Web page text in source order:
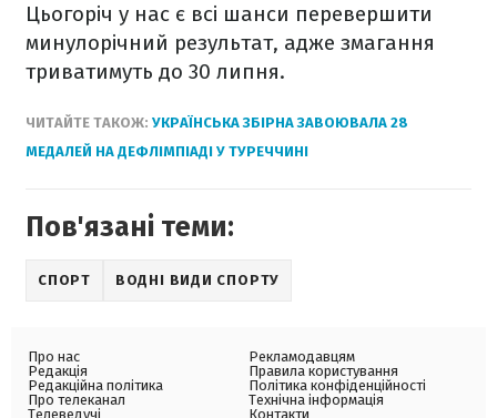
Цьогоріч у нас є всі шанси перевершити
минулорічний результат, адже змагання
триватимуть до 30 липня.
ЧИТАЙТЕ ТАКОЖ: УКРАЇНСЬКА ЗБІРНА ЗАВОЮВАЛА 28
МЕДАЛЕЙ НА ДЕФЛІМПІАДІ У ТУРЕЧЧИНІ
Пов'язані теми:
СПОРТ ВОДНІ ВИДИ СПОРТУ
Про нас
Редакція
Редакційна політика
Про телеканал
Телеведучі
Рекламодавцям
Правила користування
Політика конфіденційності
Технічна інформація
Контакти